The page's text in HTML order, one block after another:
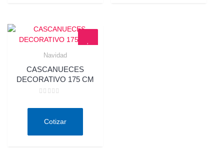
Navidad
CASCANUECES
DECORATIVO 175 CM
deCotizar